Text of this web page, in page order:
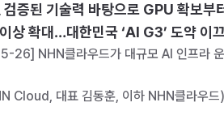
증된 기술력 바탕으로 GPU 확보부
상 확대…대한민국 ‘AI G3’ 도약 이
NHN클라우드가 대규모 AI 인프라 운
Cloud, 대표 김동훈, 이하 NHN클라우